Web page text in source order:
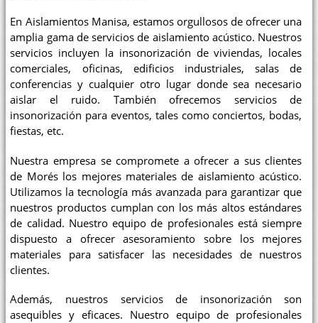
En Aislamientos Manisa, estamos orgullosos de ofrecer una
amplia gama de servicios de aislamiento acústico. Nuestros
servicios incluyen la insonorización de viviendas, locales
comerciales, oficinas, edificios industriales, salas de
conferencias y cualquier otro lugar donde sea necesario
aislar el ruido. También ofrecemos servicios de
insonorización para eventos, tales como conciertos, bodas,
fiestas, etc.
Nuestra empresa se compromete a ofrecer a sus clientes
de Morés los mejores materiales de aislamiento acústico.
Utilizamos la tecnología más avanzada para garantizar que
nuestros productos cumplan con los más altos estándares
de calidad. Nuestro equipo de profesionales está siempre
dispuesto a ofrecer asesoramiento sobre los mejores
materiales para satisfacer las necesidades de nuestros
clientes.
Además, nuestros servicios de insonorización son
asequibles y eficaces. Nuestro equipo de profesionales